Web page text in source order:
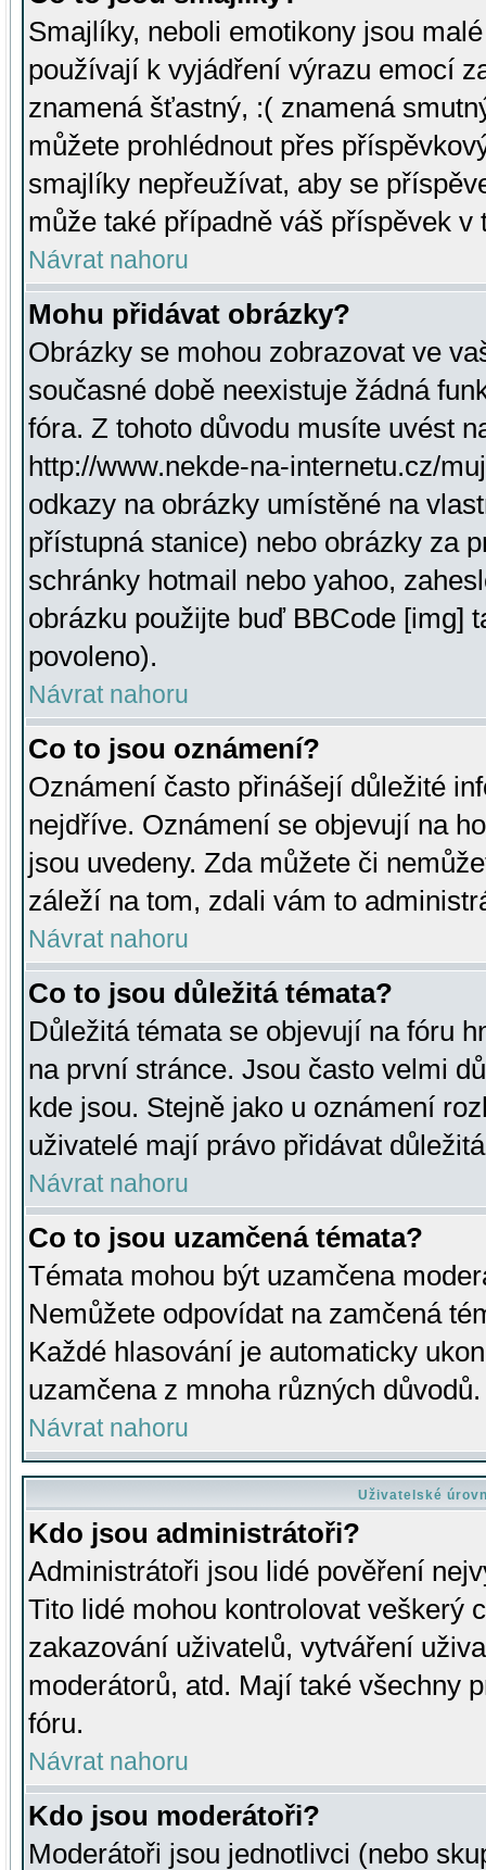
Smajlíky, neboli emotikony jsou
používají k vyjádření výrazu emocí
znamená šťastný, :( znamená
můžete prohlédnout přes
smajlíky nepřeužívat, aby se
může také případně váš příspěvek v
Návrat nahoru
Mohu přidávat obrázky?
Obrázky se mohou zobrazovat ve
současné době neexistuje žádná
fóra. Z tohoto důvodu musíte uvést
http://www.nekde-na-internetu.cz/
odkazy na obrázky umístěné na
přístupná stanice) nebo obrázky za
schránky hotmail nebo yahoo,
obrázku použijte buď BBCode [img]
povoleno).
Návrat nahoru
Co to jsou oznámení?
Oznámení často přinášejí důležité
nejdříve. Oznámení se objevují na
jsou uvedeny. Zda můžete či
záleží na tom, zdali vám to
Návrat nahoru
Co to jsou důležitá témata?
Důležitá témata se objevují na fóru
na první stránce. Jsou často velmi
kde jsou. Stejně jako u oznámení
uživatelé mají právo přidávat
Návrat nahoru
Co to jsou uzamčená témata?
Témata mohou být uzamčena
Nemůžete odpovídat na zamčená
Každé hlasování je automaticky
uzamčena z mnoha různých důvodů.
Návrat nahoru
Uživatelské
Kdo jsou administrátoři?
Administrátoři jsou lidé pověření
Tito lidé mohou kontrolovat veškerý
zakazování uživatelů, vytváření
moderátorů, atd. Mají také všechny
fóru.
Návrat nahoru
Kdo jsou moderátoři?
Moderátoři jsou jednotlivci (nebo